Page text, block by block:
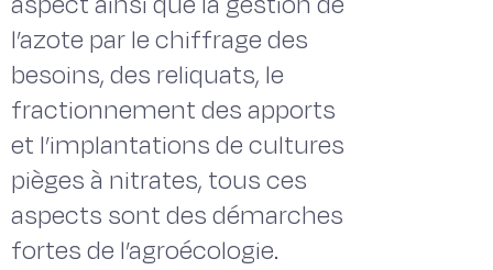
l’azote par le chiffrage des
besoins, des reliquats, le
fractionnement des apports
et l’implantations de cultures
pièges à nitrates, tous ces
aspects sont des démarches
fortes de l’agroécologie.